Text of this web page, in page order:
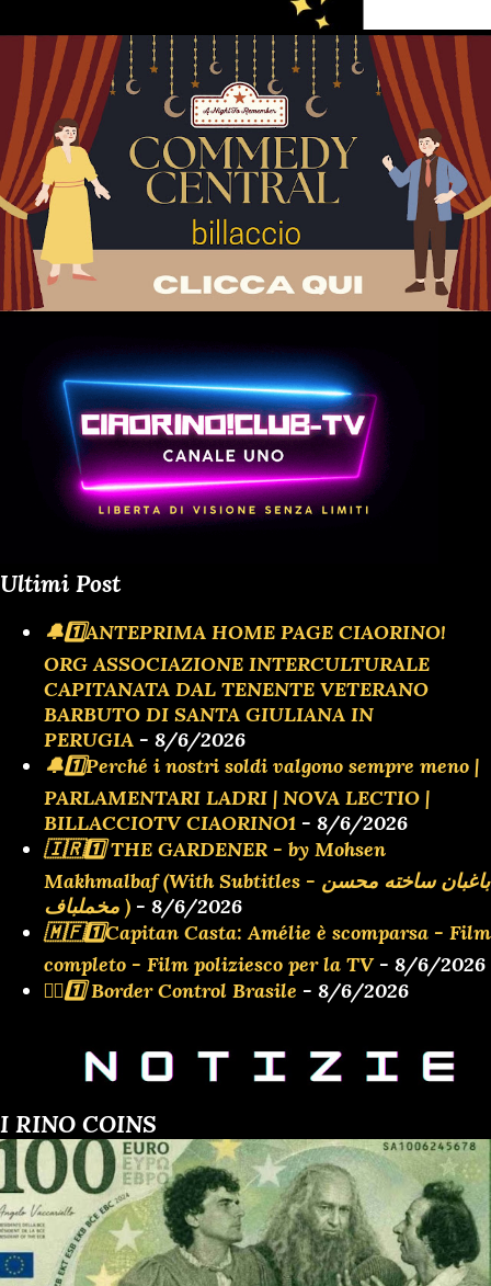
per seguire tutti gli aggiornamenti clicca qui ti aspetto
Benvenuti a tutti gli avventori del sito da Antonio
BARBUTO , presidente 2025/2030 dell' Associazione
Interculturale "CiaoRino" dal 2006 contro il furto nei
palazzi istituzionali. Un grazie a Gi...
Ultimi Post
🔔1️⃣ANTEPRIMA HOME PAGE CIAORINO!
ORG ASSOCIAZIONE INTERCULTURALE
CAPITANATA DAL TENENTE VETERANO
BARBUTO DI SANTA GIULIANA IN
PERUGIA - 8/6/2026
🔔1️⃣Perché i nostri soldi valgono sempre meno |
PARLAMENTARI LADRI | NOVA LECTIO |
BILLACCIOTV CIAORINO1 - 8/6/2026
🇮🇷1️⃣ THE GARDENER - by Mohsen
Makhmalbaf (With Subtitles - باغبان ساخته محسن
مخملباف )
- 8/6/2026
🇲🇫1️⃣Capitan Casta: Amélie è scomparsa - Film
completo - Film poliziesco per la TV- 8/6/2026
👮‍♂️1️⃣ Border Control Brasile - 8/6/2026
I RINO COINS